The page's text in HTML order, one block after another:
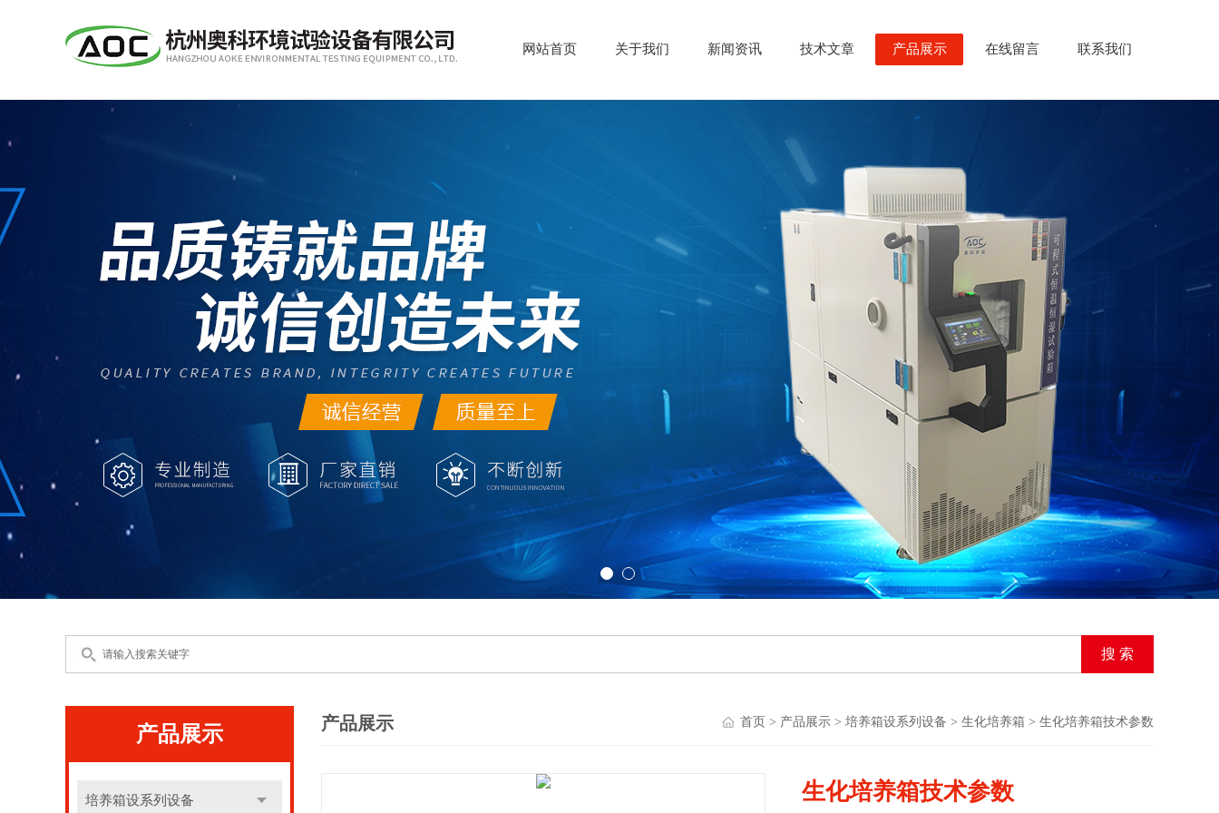
网站首页 关于我们 新闻资讯 技术文章 产品展示 在线留言 联系我们
产品展示
培养箱设系列设备
产品展示 首页 > 产品展示 > 培养箱设系列设备 > 生化培养箱 > 生化培养箱技术参数
生化培养箱技术参数